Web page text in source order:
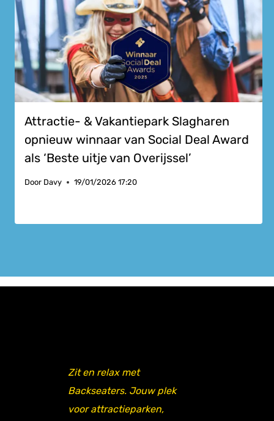
Attractie- & Vakantiepark Slagharen
opnieuw winnaar van Social Deal Award
als ‘Beste uitje van Overijssel’
Door Davy 19/01/2026 17:20
Zit en relax met
Backseaters. Jouw plek
voor attractieparken,